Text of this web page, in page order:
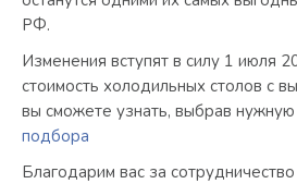
РФ.
Изменения вступят в силу 1 июля
стоимость холодильных столов с
вы сможете узнать, выбрав
подбора
Благодарим вас за